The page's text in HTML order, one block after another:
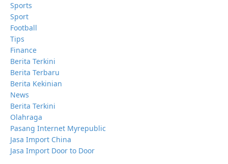
Sports
Sport
Football
Tips
Finance
Berita Terkini
Berita Terbaru
Berita Kekinian
News
Berita Terkini
Olahraga
Pasang Internet Myrepublic
Jasa Import China
Jasa Import Door to Door